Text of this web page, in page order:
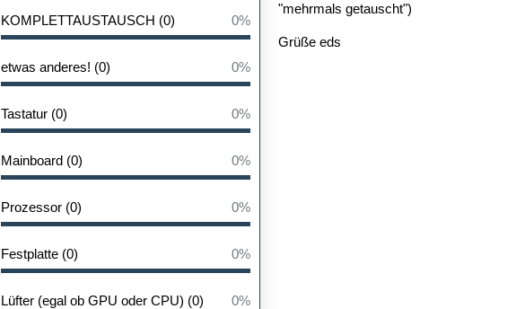
KOMPLETTAUSTAUSCH (0) 0%
etwas anderes! (0) 0%
Tastatur (0) 0%
Mainboard (0) 0%
Prozessor (0) 0%
Festplatte (0) 0%
Lüfter (egal ob GPU oder CPU) (0) 0%
"mehrmals getauscht")
Grüße eds